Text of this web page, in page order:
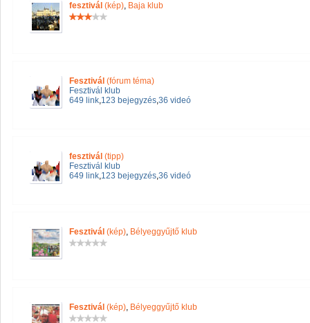
fesztivál (kép), Baja klub
Fesztivál (fórum téma)
Fesztivál klub
649 link,123 bejegyzés,36 videó
fesztivál (tipp)
Fesztivál klub
649 link,123 bejegyzés,36 videó
Fesztivál (kép), Bélyeggyűjtő klub
Fesztivál (kép), Bélyeggyűjtő klub